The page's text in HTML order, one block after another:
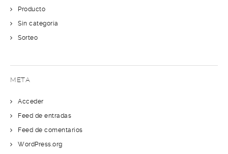
Producto
Sin categoría
Sorteo
META
Acceder
Feed de entradas
Feed de comentarios
WordPress.org